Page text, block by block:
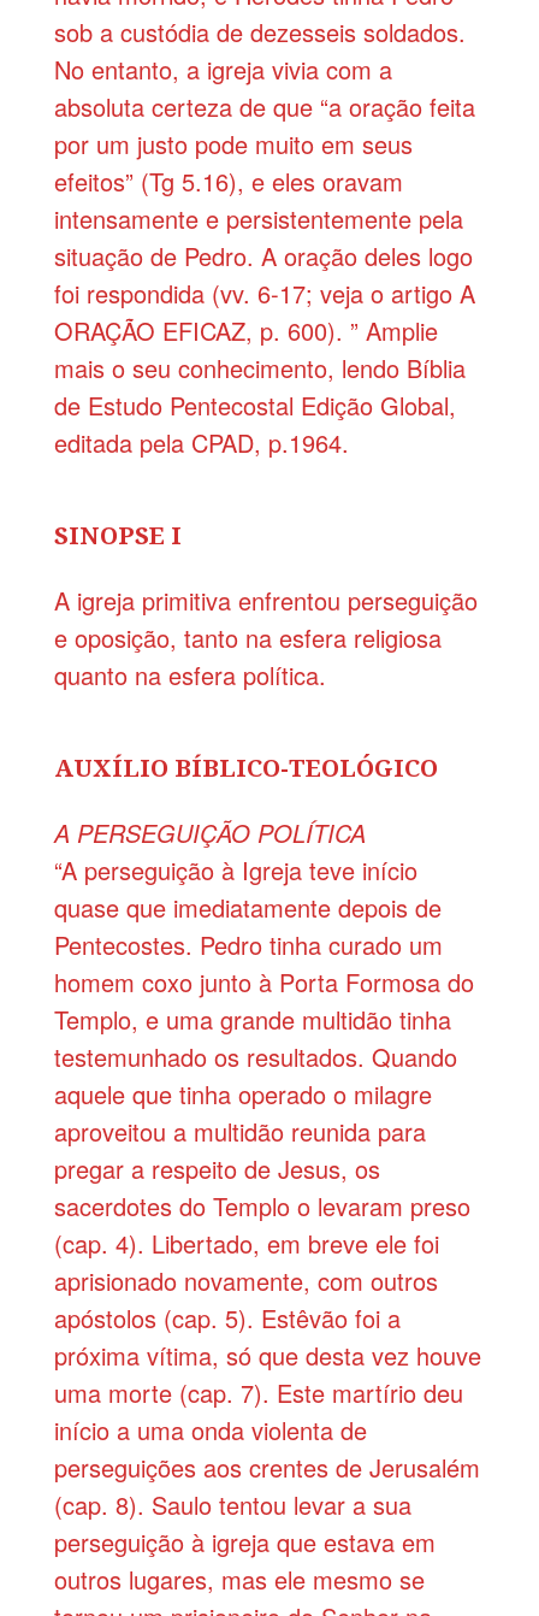
sob a custódia de dezesseis soldados.
No entanto, a igreja vivia com a
absoluta certeza de que “a oração feita
por um justo pode muito em seus
efeitos” (Tg 5.16), e eles oravam
intensamente e persistentemente pela
situação de Pedro. A oração deles logo
foi respondida (vv. 6-17; veja o artigo A
ORAÇÃO EFICAZ, p. 600). ” Amplie
mais o seu conhecimento, lendo Bíblia
de Estudo Pentecostal Edição Global,
editada pela CPAD, p.1964.
SINOPSE I
A igreja primitiva enfrentou perseguição
e oposição, tanto na esfera religiosa
quanto na esfera política.
AUXÍLIO BÍBLICO-TEOLÓGICO
A PERSEGUIÇÃO POLÍTICA
“A perseguição à Igreja teve início
quase que imediatamente depois de
Pentecostes. Pedro tinha curado um
homem coxo junto à Porta Formosa do
Templo, e uma grande multidão tinha
testemunhado os resultados. Quando
aquele que tinha operado o milagre
aproveitou a multidão reunida para
pregar a respeito de Jesus, os
sacerdotes do Templo o levaram preso
(cap. 4). Libertado, em breve ele foi
aprisionado novamente, com outros
apóstolos (cap. 5). Estêvão foi a
próxima vítima, só que desta vez houve
uma morte (cap. 7). Este martírio deu
início a uma onda violenta de
perseguições aos crentes de Jerusalém
(cap. 8). Saulo tentou levar a sua
perseguição à igreja que estava em
outros lugares, mas ele mesmo se